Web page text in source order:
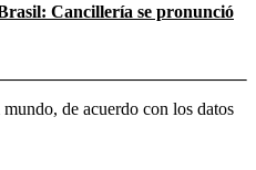
Cancillería se pronunció
de acuerdo con los datos